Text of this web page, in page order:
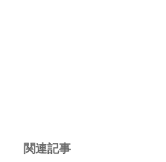
関連記事